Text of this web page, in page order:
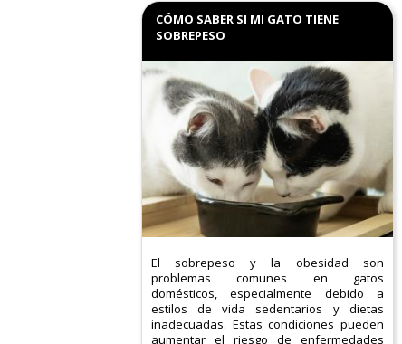
CÓMO SABER SI MI GATO TIENE
SOBREPESO
El sobrepeso y la obesidad son
problemas comunes en gatos
domésticos, especialmente debido a
estilos de vida sedentarios y dietas
inadecuadas. Estas condiciones pueden
aumentar el riesgo de enfermedades